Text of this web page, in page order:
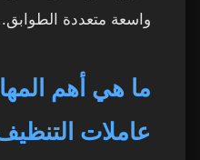
واسعة متعددة الطوابق.
ما هي أهم
عاملات